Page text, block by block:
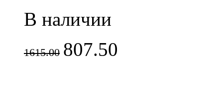
В наличии
1615.00 807.50